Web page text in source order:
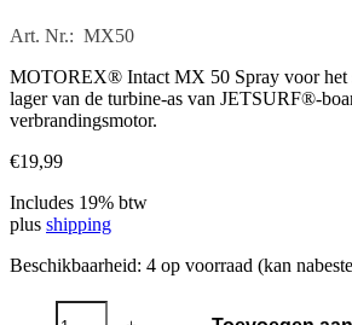
Art. Nr.: MX50
MOTOREX® Intact MX 50 Spray voor het
lager van de turbine-as van JETSURF®-
verbrandingsmotor.
€19,99
Includes 19% btw
plus shipping
Beschikbaarheid: 4 op voorraad (kan
MOTOREX®